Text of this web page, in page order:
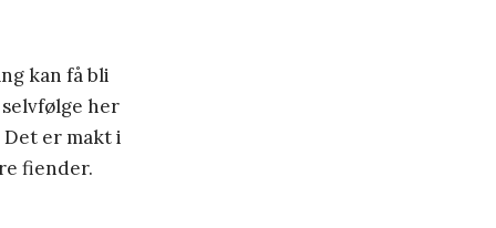
kan få bli
her
Det er makt i
fiender.